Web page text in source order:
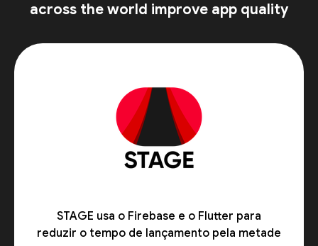
across the world improve app quality
STAGE usa o Firebase e o Flutter para
reduzir o tempo de lançamento pela metade